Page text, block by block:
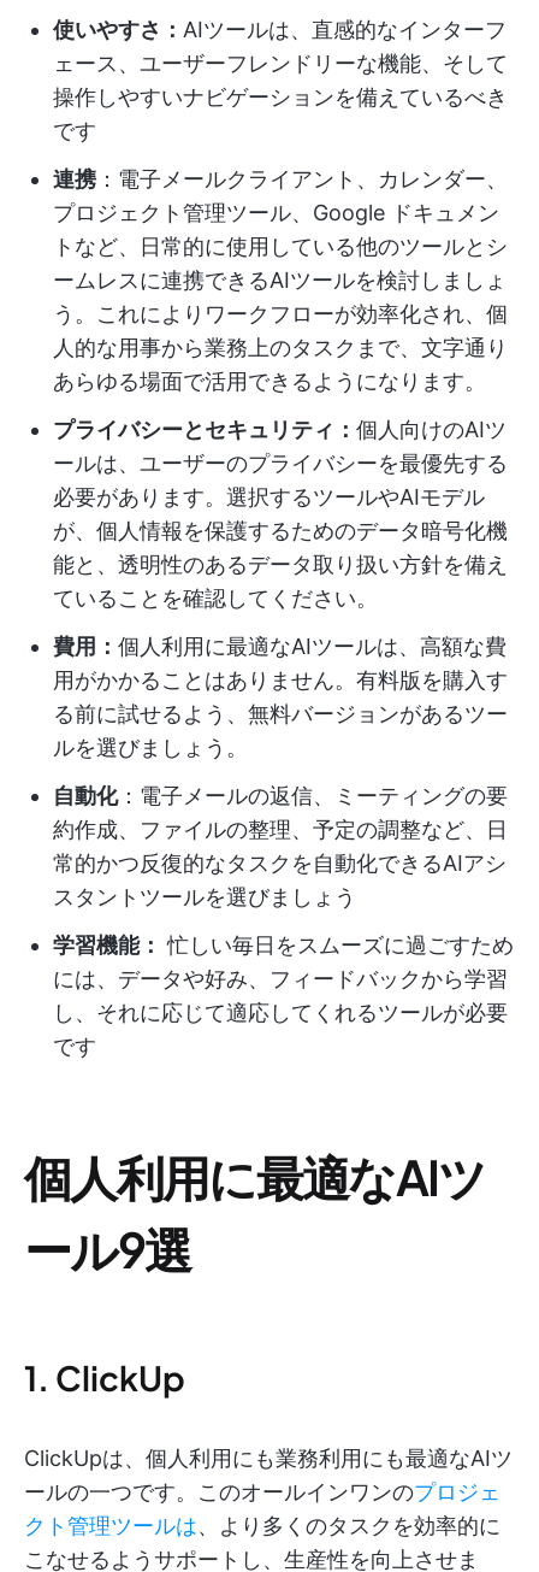
使いやすさ： AIツールは、直感的なインターフ
ェース、ユーザーフレンドリーな機能、そして
操作しやすいナビゲーションを備えているべき
です
連携：電子メールクライアント、カレンダー、
プロジェクト管理ツール、Google ドキュメン
トなど、日常的に使用している他のツールとシ
ームレスに連携できるAIツールを検討しましょ
う。これによりワークフローが効率化され、個
人的な用事から業務上のタスクまで、文字通り
あらゆる場面で活用できるようになります。
プライバシーとセキュリティ： 個人向けのAIツ
ールは、ユーザーのプライバシーを最優先する
必要があります。選択するツールやAIモデル
が、個人情報を保護するためのデータ暗号化機
能と、透明性のあるデータ取り扱い方針を備え
ていることを確認してください。
費用： 個人利用に最適なAIツールは、高額な費
用がかかることはありません。有料版を購入す
る前に試せるよう、無料バージョンがあるツー
ルを選びましょう。
自動化：電子メールの返信、ミーティングの要
約作成、ファイルの整理、予定の調整など、日
常的かつ反復的なタスクを自動化できるAIアシ
スタントツールを選びましょう
学習機能： 忙しい毎日をスムーズに過ごすため
には、データや好み、フィードバックから学習
し、それに応じて適応してくれるツールが必要
です
個人利用に最適なAIツ
ール9選
1. ClickUp
ClickUpは、個人利用にも業務利用にも最適なAIツ
ールの一つです。このオールインワンのプロジェ
クト管理ツールは、より多くのタスクを効率的に
こなせるようサポートし、生産性を向上させま